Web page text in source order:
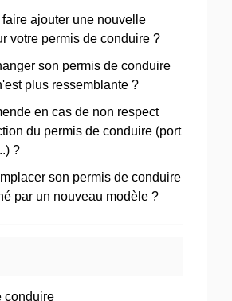
ajouter une nouvelle
votre permis de conduire ?
son permis de conduire
plus ressemblante ?
en cas de non respect
du permis de conduire (port
?
son permis de conduire
par un nouveau modèle ?
conduire